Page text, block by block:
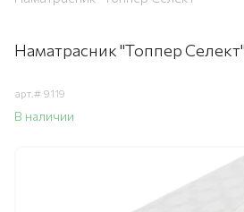
Наматрасник "Топпер
арт.# 9119
В наличии